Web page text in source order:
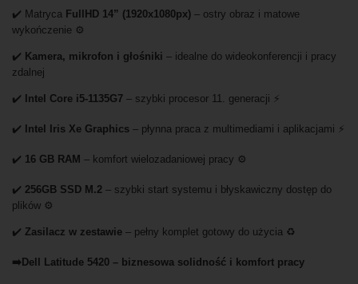
✔️ Matryca FullHD 14” (1920x1080px) – ostry obraz i matowe
wykończenie ⚙️
✔️ Kamera, mikrofon i głośniki – idealne do wideokonferencji i pracy
zdalnej
✔️ Intel Core i5-1135G7 – szybki procesor 11. generacji ⚡
✔️ Intel Iris Xe Graphics – płynna praca z multimediami i aplikacjami ⚡
✔️ 16 GB RAM – komfort wielozadaniowej pracy ⚙️
✔️ 256GB SSD M.2 – szybki start systemu i błyskawiczny dostęp do
plików ⚙️
✔️ Zasilacz w zestawie – pełny komplet gotowy do użycia ♻️
➡️Dell Latitude 5420 – biznesowa solidność i komfort pracy